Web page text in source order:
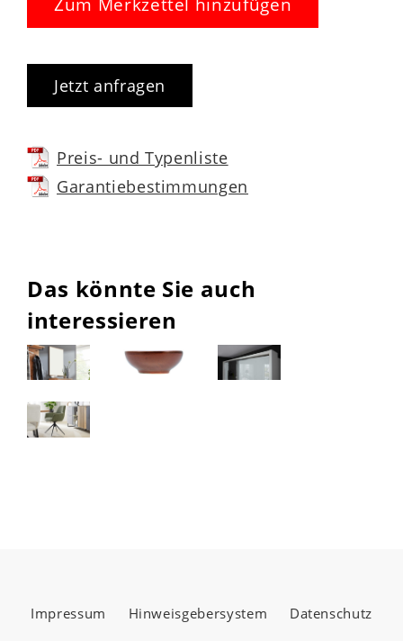
Jetzt anfragen
Preis- und Typenliste
Garantiebestimmungen
Das könnte Sie auch
interessieren
Impressum Hinweisgebersystem Datenschutz